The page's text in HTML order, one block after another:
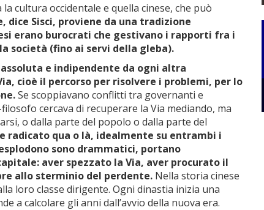
cultura occidentale e quella cinese, che può
dice Sisci, proviene da una tradizione
erano burocrati che gestivano i rapporti fra i
società (fino ai servi della gleba).
e indipendente da ogni altra
cioè il percorso per risolvere i problemi, per lo
Se scoppiavano conflitti tra governanti e
cercava di recuperare la Via mediando, ma
o dalla parte del popolo o dalla parte del
radicato qua o là, idealmente su entrambi i
sono drammatici, portano
aver spezzato la Via, aver procurato il
allo sterminio del perdente. Nella storia cinese
loro classe dirigente. Ogni dinastia inizia una
a calcolare gli anni dall’avvio della nuova era.